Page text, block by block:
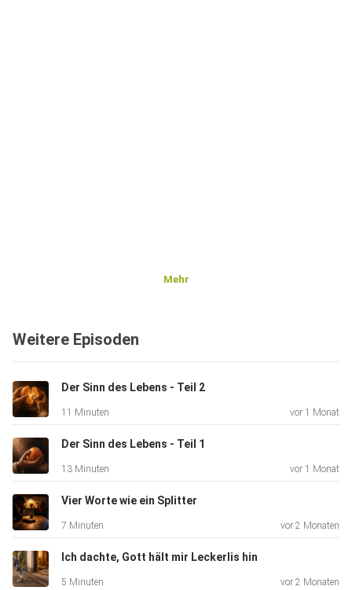
Mehr
Weitere Episoden
Der Sinn des Lebens - Teil 2
11 Minuten vor 1 Monat
Der Sinn des Lebens - Teil 1
13 Minuten vor 1 Monat
Vier Worte wie ein Splitter
7 Minuten vor 2 Monaten
Ich dachte, Gott hält mir Leckerlis hin
5 Minuten vor 2 Monaten